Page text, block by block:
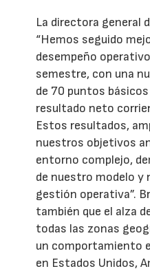
La directora general
“Hemos seguido
desempeño
semestre, con una
de 70 puntos
resultado neto
Estos resultados,
nuestros objetivos
entorno complejo,
de nuestro modelo y
gestión operativa”.
también que el alza
todas las zonas
un comportamiento
en Estados Unidos,